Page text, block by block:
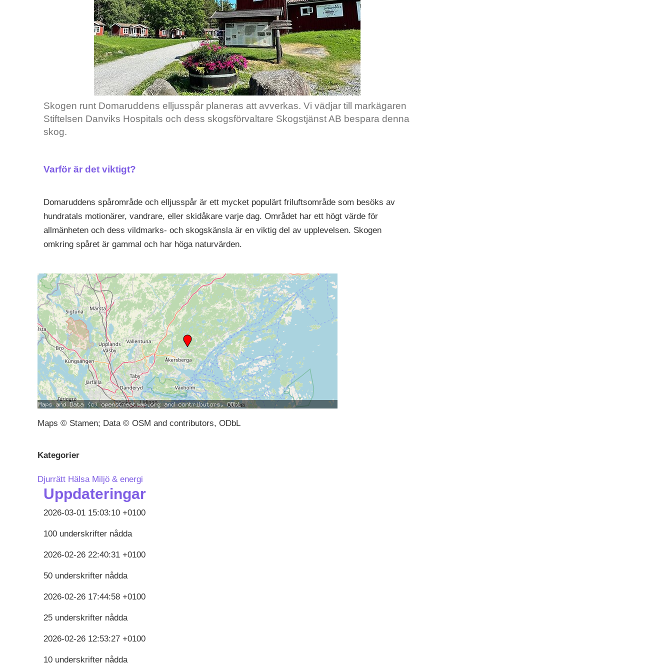
Skogen runt Domaruddens elljusspår planeras att avverkas. Vi vädjar till markägaren
Stiftelsen Danviks Hospitals och dess skogsförvaltare Skogstjänst AB bespara denna
skog.
Varför är det viktigt?
Domaruddens spårområde och elljusspår är ett mycket populärt friluftsområde som besöks av
hundratals motionärer, vandrare, eller skidåkare varje dag. Området har ett högt värde för
allmänheten och dess vildmarks- och skogskänsla är en viktig del av upplevelsen. Skogen
omkring spåret är gammal och har höga naturvärden.
Maps © Stamen; Data © OSM and contributors, ODbL
Kategorier
Djurrätt Hälsa Miljö & energi
Uppdateringar
2026-03-01 15:03:10 +0100
100 underskrifter nådda
2026-02-26 22:40:31 +0100
50 underskrifter nådda
2026-02-26 17:44:58 +0100
25 underskrifter nådda
2026-02-26 12:53:27 +0100
10 underskrifter nådda